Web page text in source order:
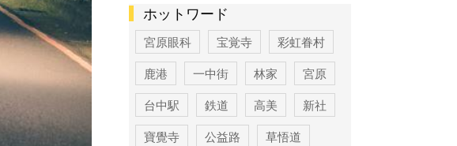
ホットワード
宮原眼科 宝覚寺
彩虹眷村
鹿港
一中街 林家
宮原
台中駅
鉄道 高美
新社
寶覺寺
公益路
草悟道